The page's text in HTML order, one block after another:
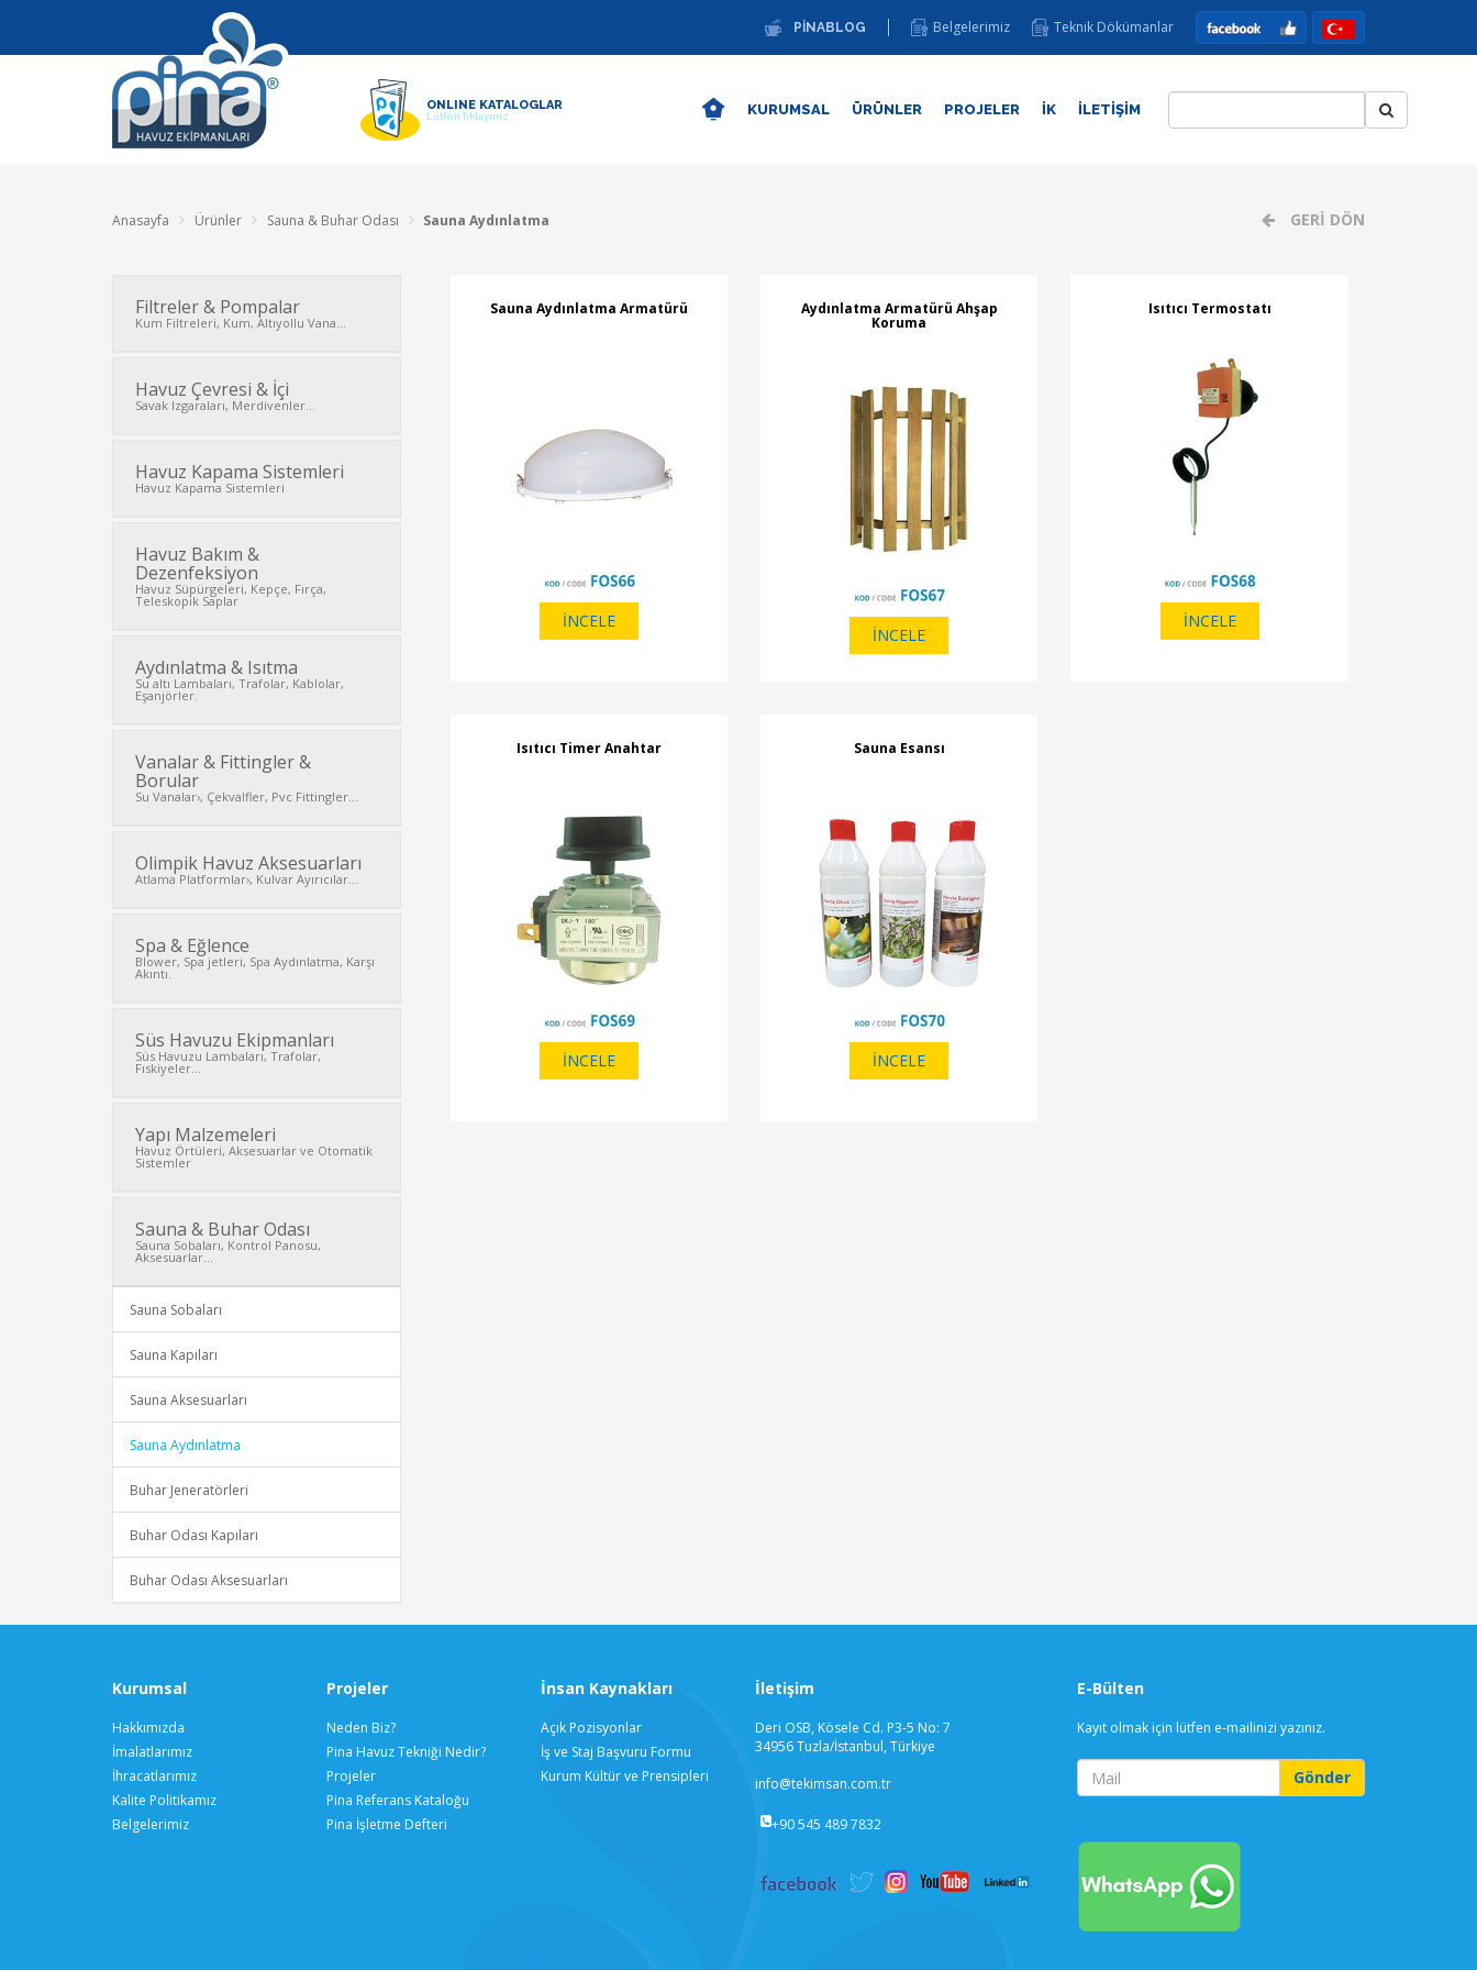
Belgelerimiz Teknik Dökümanlar
PİNABLOG
ONLINE KATALOGLAR
Lütfen tıklayınız. KURUMSAL ÜRÜNLER PROJELER İK İLETİŞİM
Anasayfa Ürünler Sauna & Buhar Odası Sauna Aydınlatma GERİ DÖN
Filtreler & Pompalar
Kum Filtreleri, Kum, Altıyollu Vana...
Havuz Çevresi & İçi
Savak Izgaraları, Merdivenler...
Havuz Kapama Sistemleri
Havuz Kapama Sistemleri
Havuz Bakım &
Dezenfeksiyon
Havuz Süpürgeleri, Kepçe, Fırça,
Teleskopik Saplar
Aydınlatma & Isıtma
Su altı Lambaları, Trafolar, Kablolar,
Eşanjörler.
Vanalar & Fittingler &
Borular
Su Vanalar›, Çekvalfler, Pvc Fittingler...
Olimpik Havuz Aksesuarları
Atlama Platformlar›, Kulvar Ayırıcılar...
Spa & Eğlence
Blower, Spa jetleri, Spa Aydınlatma, Karşı
Akıntı.
Süs Havuzu Ekipmanları
Süs Havuzu Lambaları, Trafolar,
Fıskiyeler...
Yapı Malzemeleri
Havuz Örtüleri, Aksesuarlar ve Otomatik
Sistemler
Sauna & Buhar Odası
Sauna Sobaları, Kontrol Panosu,
Aksesuarlar...
Sauna Sobaları
Sauna Kapıları
Sauna Aksesuarları
Sauna Aydınlatma
Buhar Jeneratörleri
Buhar Odası Kapıları
Buhar Odası Aksesuarları
Sauna Aydınlatma Armatürü
İNCELE
Aydınlatma Armatürü Ahşap
Koruma
İNCELE
Isıtıcı Termostatı
İNCELE
Isıtıcı Timer Anahtar
İNCELE
Sauna Esansı
İNCELE
Kurumsal
Hakkımızda
İmalatlarımız
İhracatlarımız
Kalite Politikamız
Belgelerimiz
Projeler
Neden Biz?
Pina Havuz Tekniği Nedir?
Projeler
Pina Referans Kataloğu
Pina İşletme Defteri
İnsan Kaynakları
Açık Pozisyonlar
İş ve Staj Başvuru Formu
Kurum Kültür ve Prensipleri
İletişim
Deri OSB, Kösele Cd. P3-5 No: 7
34956 Tuzla/İstanbul, Türkiye
info@tekimsan.com.tr
+90 545 489 7832
E-Bülten
Kayıt olmak için lütfen e-mailinizi yazınız.